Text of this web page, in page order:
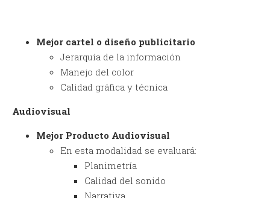
Mejor cartel o diseño publicitario
Jerarquía de la información
Manejo del color
Calidad gráfica y técnica
Audiovisual
Mejor Producto Audiovisual
En esta modalidad se evaluará:
Planimetría
Calidad del sonido
Narrativa